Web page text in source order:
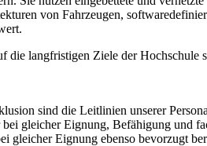
von Fahrzeugen,
die langfristigen Ziele der Hochschule
sind die Leitlinien unserer
gleicher Eignung, Befähigung und
gleicher Eignung ebenso bevorzugt